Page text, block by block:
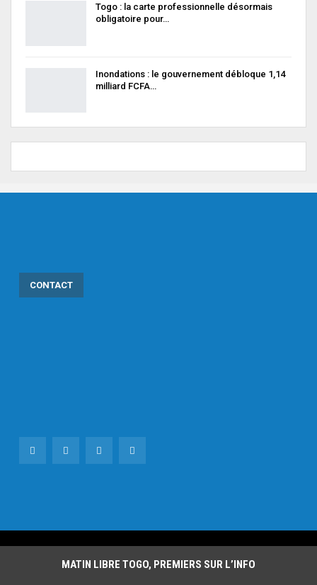
Togo : la carte professionnelle désormais
obligatoire pour…
Inondations : le gouvernement débloque 1,14
milliard FCFA…
CONTACT
MATIN LIBRE TOGO, PREMIERS SUR L’INFO